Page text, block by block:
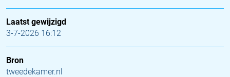
Laatst gewijzigd
3-7-2026 16:12
Bron
tweedekamer.nl